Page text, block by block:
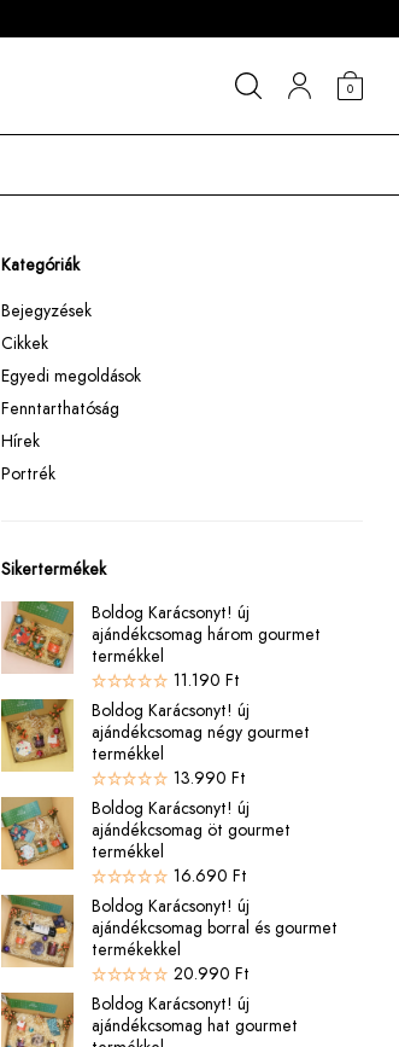
0
Kategóriák
Bejegyzések
Cikkek
Egyedi megoldások
Fenntarthatóság
Hírek
Portrék
Sikertermékek
Boldog Karácsonyt! új
ajándékcsomag három gourmet
termékkel
11.190 Ft
Boldog Karácsonyt! új
ajándékcsomag négy gourmet
termékkel
13.990 Ft
Boldog Karácsonyt! új
ajándékcsomag öt gourmet
termékkel
16.690 Ft
Boldog Karácsonyt! új
ajándékcsomag borral és gourmet
termékekkel
20.990 Ft
Boldog Karácsonyt! új
ajándékcsomag hat gourmet